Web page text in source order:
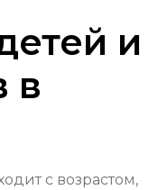
и
в
с возрастом,